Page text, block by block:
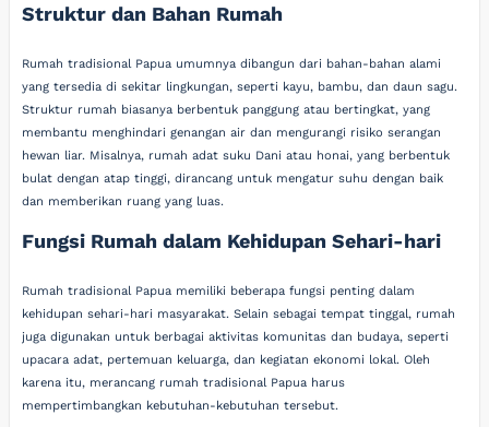
Struktur dan Bahan Rumah
Rumah tradisional Papua umumnya dibangun dari bahan-bahan alami
yang tersedia di sekitar lingkungan, seperti kayu, bambu, dan daun sagu.
Struktur rumah biasanya berbentuk panggung atau bertingkat, yang
membantu menghindari genangan air dan mengurangi risiko serangan
hewan liar. Misalnya, rumah adat suku Dani atau honai, yang berbentuk
bulat dengan atap tinggi, dirancang untuk mengatur suhu dengan baik
dan memberikan ruang yang luas.
Fungsi Rumah dalam Kehidupan Sehari-hari
Rumah tradisional Papua memiliki beberapa fungsi penting dalam
kehidupan sehari-hari masyarakat. Selain sebagai tempat tinggal, rumah
juga digunakan untuk berbagai aktivitas komunitas dan budaya, seperti
upacara adat, pertemuan keluarga, dan kegiatan ekonomi lokal. Oleh
karena itu, merancang rumah tradisional Papua harus
mempertimbangkan kebutuhan-kebutuhan tersebut.